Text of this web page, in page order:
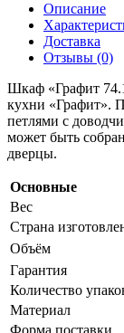
Описание
Доставка
Отзывы (0)
Шкаф «Графит
кухни «Графит».
петлями с
может быть
дверцы.
Основные
Вес
Страна
Объём
Гарантия
Количество
Материал